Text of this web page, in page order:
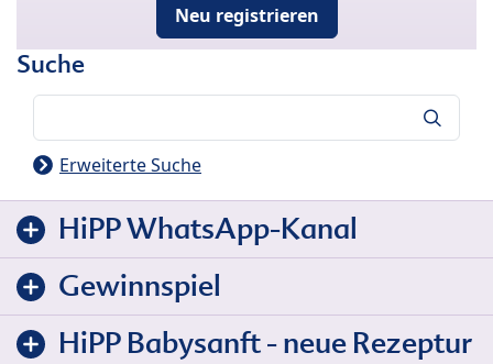
Neu registrieren
Suche
Erweiterte Suche
HiPP WhatsApp-Kanal
Gewinnspiel
HiPP Babysanft - neue Rezeptur